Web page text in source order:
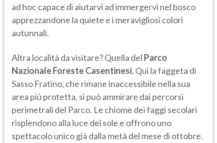
ad hoc capace di aiutarvi ad immergervi nel bosco
apprezzandone la quiete e i meravigliosi colori
autunnali.
Altra località da visitare? Quella del Parco
Nazionale Foreste Casentinesi. Qui la faggeta di
Sasso Fratino, che rimane inaccessibile nella sua
area più protetta, si può ammirare dai percorsi
perimetrali del Parco. Le chiome dei faggi secolari
risplendono alla luce del sole e offrono uno
spettacolo unico già dalla metà del mese di ottobre.